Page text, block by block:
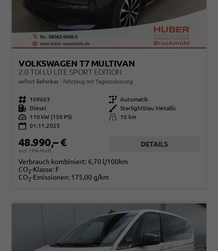
VOLKSWAGEN T7 MULTIVAN
2.0 TDI LÜ LITE SPORT EDITION
sofort lieferbar Fahrzeug mit Tageszulassung
Fahrzeugnr. 109603 Getriebe Automatik
Kraftstoff
Diesel Außenfarbe
Starlightblau Metallic
Leistung
110 kW (150 PS) Kilometerstand
10 km
01.11.2025
48.990,– €
incl. 19% MwSt.
DETAILS
Verbrauch kombiniert: 6,70 l/100km
CO2-Klasse: F
CO2-Emissionen: 175,00 g/km